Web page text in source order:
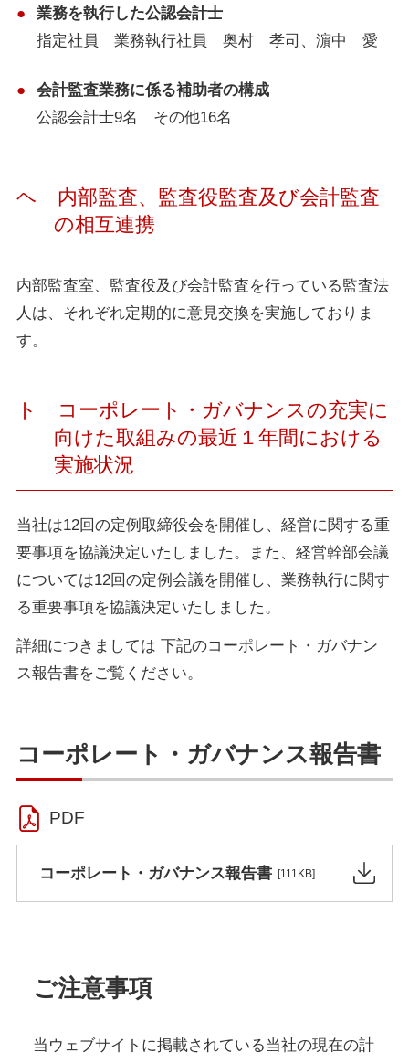
業務を執行した公認会計士
指定社員 業務執行社員 奥村 孝司、濵中 愛
会計監査業務に係る補助者の構成
公認会計士9名 その他16名
ヘ 内部監査、監査役監査及び会計監査
の相互連携
内部監査室、監査役及び会計監査を行っている監査法
人は、それぞれ定期的に意見交換を実施しておりま
す。
ト コーポレート・ガバナンスの充実に
向けた取組みの最近１年間における
実施状況
当社は12回の定例取締役会を開催し、経営に関する重
要事項を協議決定いたしました。また、経営幹部会議
については12回の定例会議を開催し、業務執行に関す
る重要事項を協議決定いたしました。
詳細につきましては 下記のコーポレート・ガバナン
ス報告書をご覧ください。
コーポレート・ガバナンス報告書
PDF
コーポレート・ガバナンス報告書 [111KB]
ご注意事項
当ウェブサイトに掲載されている当社の現在の計